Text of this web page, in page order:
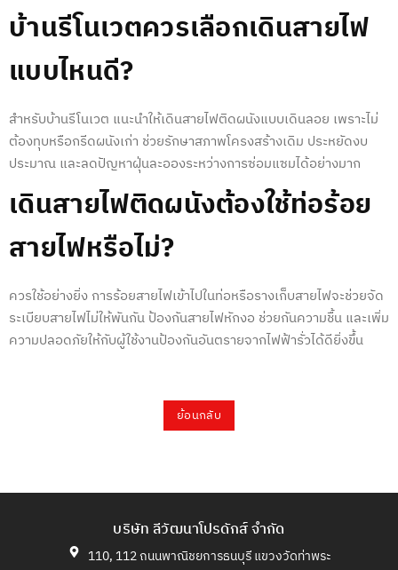
บ้านรีโนเวตควรเลือกเดินสายไฟ
แบบไหนดี?
สำหรับบ้านรีโนเวต แนะนำให้เดินสายไฟติดผนังแบบเดินลอย เพราะไม่
ต้องทุบหรือกรีดผนังเก่า ช่วยรักษาสภาพโครงสร้างเดิม ประหยัดงบ
ประมาณ และลดปัญหาฝุ่นละอองระหว่างการซ่อมแซมได้อย่างมาก
เดินสายไฟติดผนังต้องใช้ท่อร้อย
สายไฟหรือไม่?
ควรใช้อย่างยิ่ง การร้อยสายไฟเข้าไปในท่อหรือรางเก็บสายไฟจะช่วยจัด
ระเบียบสายไฟไม่ให้พันกัน ป้องกันสายไฟหักงอ ช่วยกันความชื้น และเพิ่ม
ความปลอดภัยให้กับผู้ใช้งานป้องกันอันตรายจากไฟฟ้ารั่วได้ดียิ่งขึ้น
ย้อนกลับ
บริษัท ลีวัฒนาโปรดักส์ จำกัด
110, 112 ถนนพาณิชยการธนบุรี แขวงวัดท่าพระ